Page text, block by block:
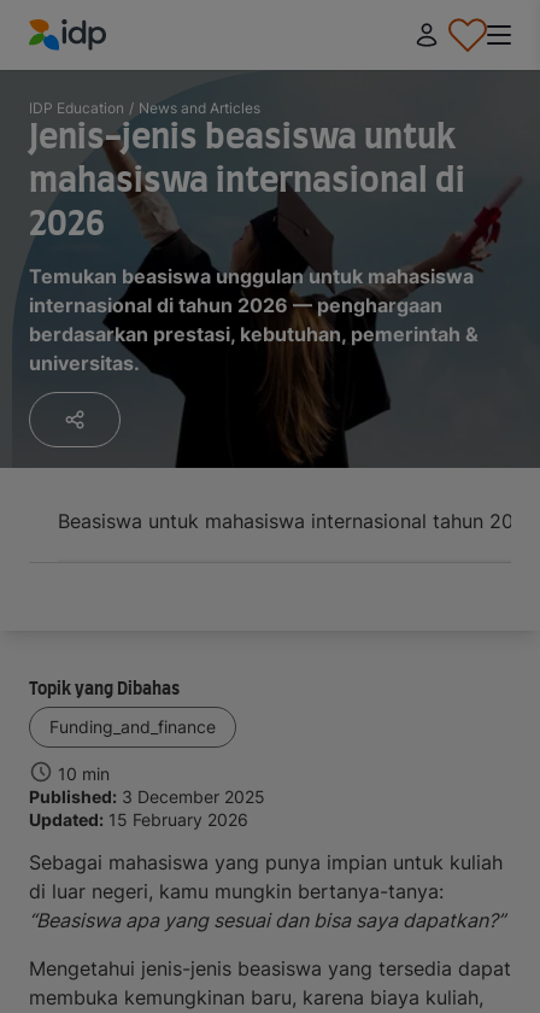
IDP Education
IDP Education / News and Articles
Jenis-jenis beasiswa untuk
mahasiswa internasional di
2026
Temukan beasiswa unggulan untuk mahasiswa
internasional di tahun 2026 — penghargaan
berdasarkan prestasi, kebutuhan, pemerintah &
universitas.
Beasiswa untuk mahasiswa internasional tahun 2026
Topik yang Dibahas
Funding_and_finance
10 min
Published: 3 December 2025
Updated: 15 February 2026
Sebagai mahasiswa yang punya impian untuk kuliah
di luar negeri, kamu mungkin bertanya-tanya:
“Beasiswa apa yang sesuai dan bisa saya dapatkan?”
Mengetahui jenis-jenis beasiswa yang tersedia dapat
membuka kemungkinan baru, karena biaya kuliah,